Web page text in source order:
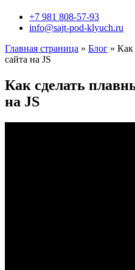
+7 981 808-57-93
info@sajt-pod-klyuch.ru
Главная страница » Блог » Как
сайта на JS
Как сделать
на JS